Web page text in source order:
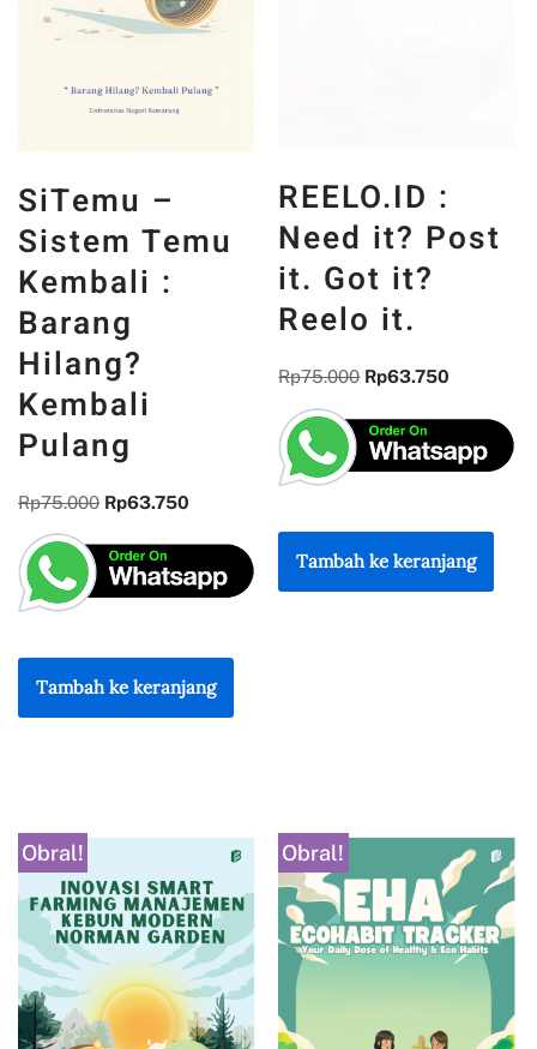
SiTemu –
Sistem Temu
Kembali :
Barang
Hilang?
Kembali
Pulang
Rp75.000 Rp63.750
Tambah ke keranjang
REELO.ID :
Need it? Post
it. Got it?
Reelo it.
Rp75.000 Rp63.750
Tambah ke keranjang
Obral! Obral!